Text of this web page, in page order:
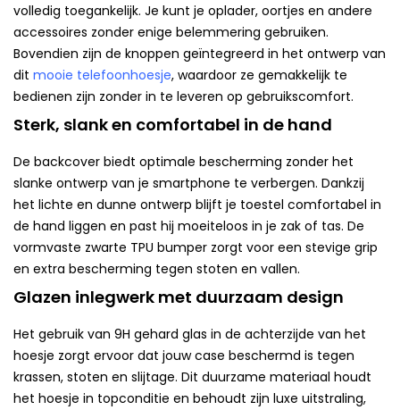
volledig toegankelijk. Je kunt je oplader, oortjes en andere
accessoires zonder enige belemmering gebruiken.
Bovendien zijn de knoppen geïntegreerd in het ontwerp van
dit mooie telefoonhoesje, waardoor ze gemakkelijk te
bedienen zijn zonder in te leveren op gebruikscomfort.
Sterk, slank en comfortabel in de hand
De backcover biedt optimale bescherming zonder het
slanke ontwerp van je smartphone te verbergen. Dankzij
het lichte en dunne ontwerp blijft je toestel comfortabel in
de hand liggen en past hij moeiteloos in je zak of tas. De
vormvaste zwarte TPU bumper zorgt voor een stevige grip
en extra bescherming tegen stoten en vallen.
Glazen inlegwerk met duurzaam design
Het gebruik van 9H gehard glas in de achterzijde van het
hoesje zorgt ervoor dat jouw case beschermd is tegen
krassen, stoten en slijtage. Dit duurzame materiaal houdt
het hoesje in topconditie en behoudt zijn luxe uitstraling,